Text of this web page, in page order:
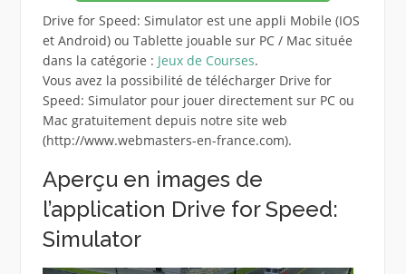
Drive for Speed: Simulator est une appli Mobile (IOS
et Android) ou Tablette jouable sur PC / Mac située
dans la catégorie : Jeux de Courses.
Vous avez la possibilité de télécharger Drive for
Speed: Simulator pour jouer directement sur PC ou
Mac gratuitement depuis notre site web
(http://www.webmasters-en-france.com).
Aperçu en images de
l’application Drive for Speed:
Simulator